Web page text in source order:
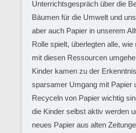
Unterrichtsgespräch über die
Bäumen für die Umwelt und
aber auch Papier in unserem
Rolle spielt, überlegten alle,
mit diesen Ressourcen
Kinder kamen zu der
sparsamer Umgang mit Papier
Recyceln von Papier wichtig
die Kinder selbst aktiv werden
neues Papier aus alten